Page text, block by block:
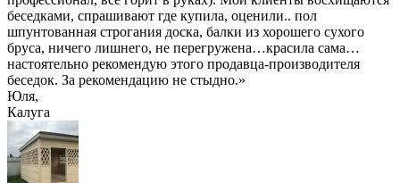
беседками, спрашивают где купила, оценили.. пол
шпунтованная строгания доска, балки из хорошего сухого
бруса, ничего лишнего, не перегружена…красила сама…
настоятельно рекомендую этого продавца-производителя
беседок. За рекомендацию не стыдно.»
Юля,
Калуга